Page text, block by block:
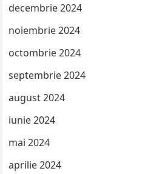
decembrie 2024
noiembrie 2024
octombrie 2024
septembrie 2024
august 2024
iunie 2024
mai 2024
aprilie 2024